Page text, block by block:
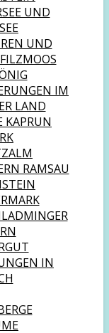
UND
UND
IM
LAND
KAPRUN
RAMSAU
IN